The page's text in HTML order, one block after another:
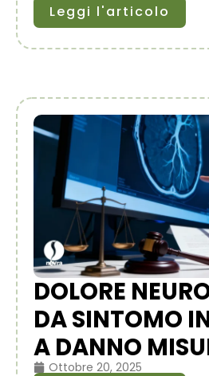
Leggi l'articolo
DOLORE
DA SINTOMO
A DANNO
Ottobre 20, 2025